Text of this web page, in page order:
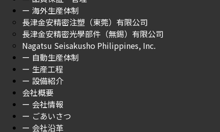
ー 海外生産体制
長津金安精密注塑（東莞）有限公司
長津金安精密光學部件（無錫）有限公司
Nagatsu Seisakusho Philippines, Inc.
ー 自動生産体制
ー 生産工程
ー 設備紹介
会社概要
ー 会社情報
ー ごあいさつ
ー 会社沿革